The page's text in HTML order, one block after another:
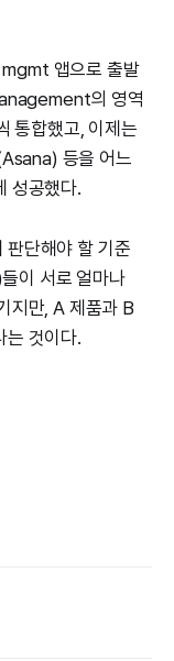
앱으로 출발
의 영역
통합했고, 이제는
등을 어느
성공했다.
판단해야 할 기준
이 서로 얼마나
지만, A 제품과 B
는 것이다.